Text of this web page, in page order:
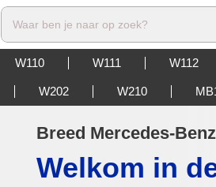
Waar ben je naar op zoek?
W110 W111 W112
W202 W210
Breed Mercedes-
Welkom in